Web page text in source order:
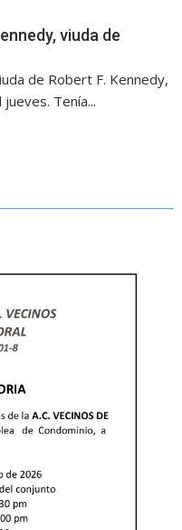
viuda de
de Robert F. Kennedy,
Tenía...